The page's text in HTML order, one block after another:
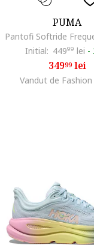
PUMA
Initial: 44999 lei -
34999lei
Vandut de